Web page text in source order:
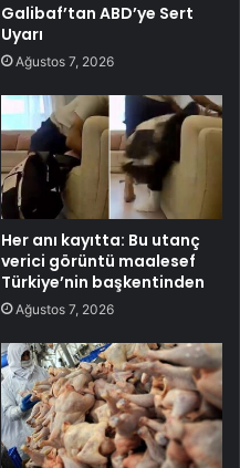
Galibaf’tan ABD’ye Sert
Uyarı
Ağustos 7, 2026
Her anı kayıtta: Bu utanç
verici görüntü maalesef
Türkiye’nin başkentinden
Ağustos 7, 2026